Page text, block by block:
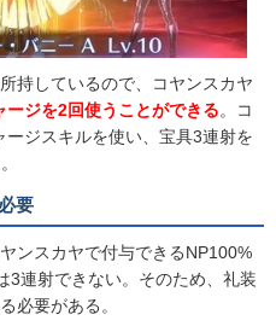
持しているので、コヤンスカヤ
ージを2回使うことができる。コ
ジスキルを使い、宝具3連射を
要
ンスカヤで付与できるNP100%
3連射できない。そのため、礼装
必要がある。